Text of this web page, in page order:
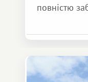
повністю